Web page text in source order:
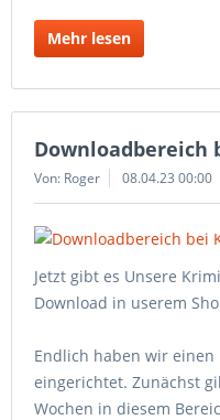
Mehr lesen
Downloadbereich
Von: Roger 08.04.23 00:00
Jetzt gibt es Unsere
Download in userem
Endlich haben wir
eingerichtet. Zunächst
Wochen in diesem